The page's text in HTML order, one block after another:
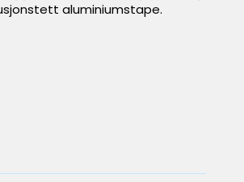
aluminiumstape.